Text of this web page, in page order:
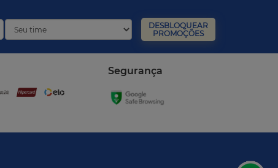
DESBLOQUEAR
PROMOÇÕES
Segurança